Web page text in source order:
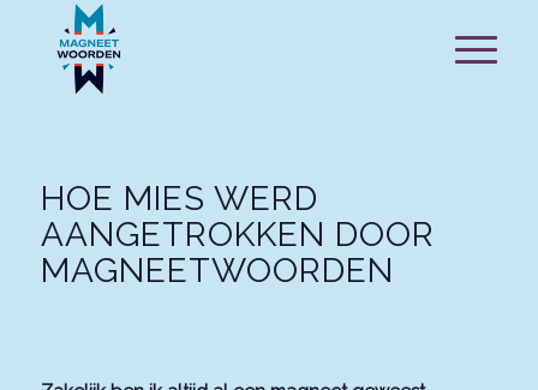
HOE MIES WERD
AANGETROKKEN DOOR
MAGNEETWOORDEN